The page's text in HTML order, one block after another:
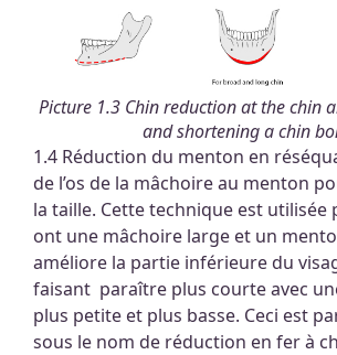
Picture 1.3 Chin reduction at the chin
and shortening a chin
1.4 Réduction du menton en
de l’os de la mâchoire au menton
la taille. Cette technique est utilisée
ont une mâchoire large et un
améliore la partie inférieure du
faisant paraître plus courte avec
plus petite et plus basse. Ceci est
sous le nom de réduction en fer à